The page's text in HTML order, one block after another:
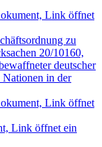
Link öffnet
zu
20/10160,
deutscher
Nationen in der
Link öffnet
Link öffnet ein